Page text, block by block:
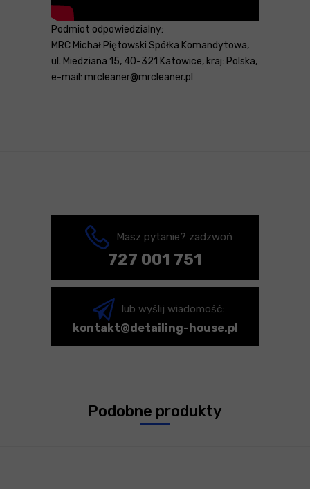
Podmiot odpowiedzialny:
MRC Michał Piętowski Spółka Komandytowa,
ul. Miedziana 15, 40-321 Katowice, kraj: Polska,
e-mail: mrcleaner@mrcleaner.pl
Masz pytanie? zadzwoń
727 001 751
lub wyślij wiadomość:
kontakt@detailing-house.pl
Podobne produkty